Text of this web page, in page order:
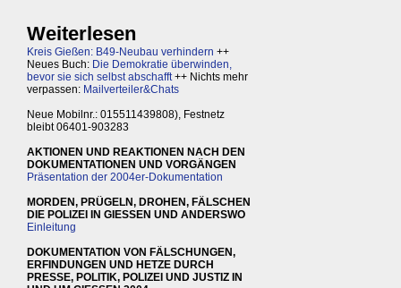
Weiterlesen
Kreis Gießen: B49-Neubau verhindern ++
Neues Buch: Die Demokratie überwinden,
bevor sie sich selbst abschafft++ Nichts mehr
verpassen: Mailverteiler&Chats
Neue Mobilnr.: 015511439808), Festnetz
bleibt 06401-903283
AKTIONEN UND REAKTIONEN NACH DEN
DOKUMENTATIONEN UND VORGÄNGEN
Präsentation der 2004er-Dokumentation
MORDEN, PRÜGELN, DROHEN, FÄLSCHEN
DIE POLIZEI IN GIESSEN UND ANDERSWO
Einleitung
DOKUMENTATION VON FÄLSCHUNGEN,
ERFINDUNGEN UND HETZE DURCH
PRESSE, POLITIK, POLIZEI UND JUSTIZ IN